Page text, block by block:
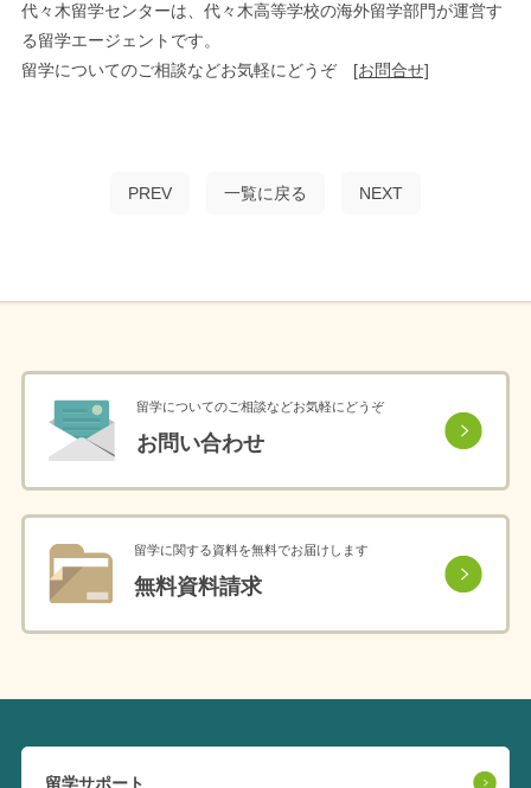
代々木留学センターは、代々木高等学校の海外留学部門が運営す
る留学エージェントです。
留学についてのご相談などお気軽にどうぞ [お問合せ]
PREV 一覧に戻る NEXT
留学についてのご相談などお気軽にどうぞ
お問い合わせ
留学に関する資料を無料でお届けします
無料資料請求
留学サポート